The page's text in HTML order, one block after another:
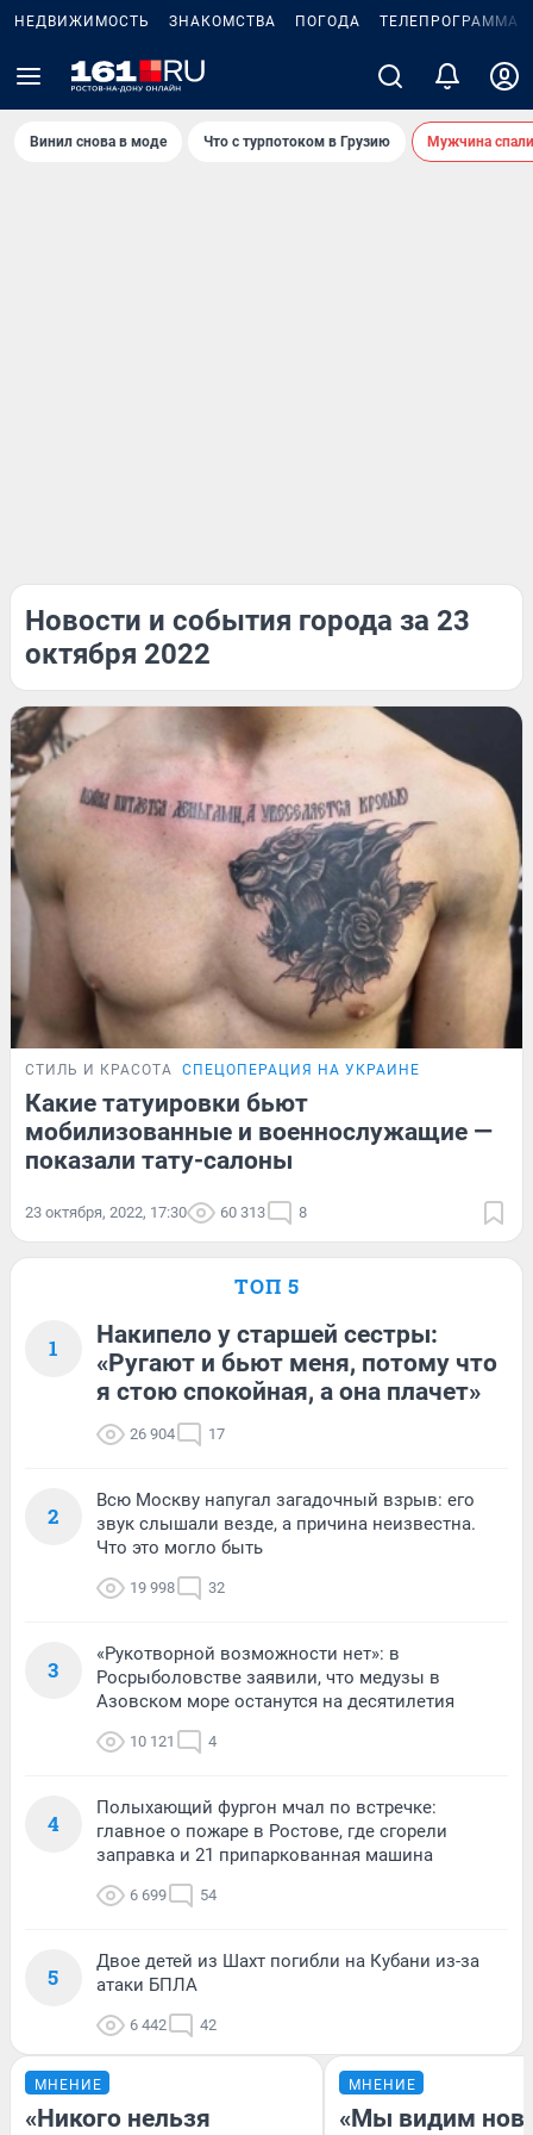
НЕДВИЖИМОСТЬ ЗНАКОМСТВА ПОГОДА ТЕЛЕПРОГРАММА
Винил снова в моде Что с турпотоком в Грузию Мужчина
Новости и события города за 23
октября 2022
СТИЛЬ И КРАСОТА СПЕЦОПЕРАЦИЯ НА УКРАИНЕ
Какие татуировки бьют
мобилизованные и военнослужащие —
показали тату-салоны
23 октября, 2022, 17:30 60 313 8
ТОП 5
1
Накипело у старшей сестры:
«Ругают и бьют меня, потому что
я стою спокойная, а она плачет»
26 904 17
2
Всю Москву напугал загадочный взрыв: его
звук слышали везде, а причина неизвестна.
Что это могло быть
19 998 32
3
«Рукотворной возможности нет»: в
Росрыболовстве заявили, что медузы в
Азовском море останутся на десятилетия
10 121 4
4
Полыхающий фургон мчал по встречке:
главное о пожаре в Ростове, где сгорели
заправка и 21 припаркованная машина
6 699 54
5
Двое детей из Шахт погибли на Кубани из-за
атаки БПЛА
6 442 42
МНЕНИЕ
«Никого нельзя
МНЕНИЕ
«Мы видим